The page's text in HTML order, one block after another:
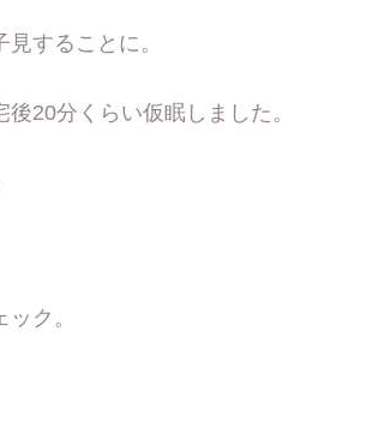
することに。
20分くらい仮眠しました。
ク。